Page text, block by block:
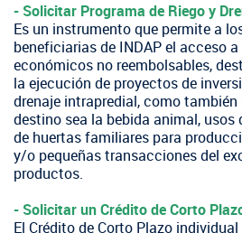
- Solicitar Programa de Riego y
Es un instrumento que permite a
beneficiarias de INDAP el acceso
económicos no reembolsables,
la ejecución de proyectos de
drenaje intrapredial, como
destino sea la bebida animal, usos
de huertas familiares para
y/o pequeñas transacciones del
productos.
​- Solicitar un Crédito de Corto
El Crédito de Corto Plazo